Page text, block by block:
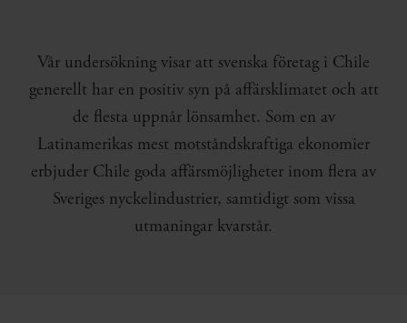
Vår undersökning visar att svenska företag i Chile
generellt har en positiv syn på affärsklimatet och att
de flesta uppnår lönsamhet. Som en av
Latinamerikas mest motståndskraftiga ekonomier
erbjuder Chile goda affärsmöjligheter inom flera av
Sveriges nyckelindustrier, samtidigt som vissa
utmaningar kvarstår.